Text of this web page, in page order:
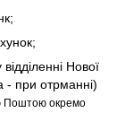
Нової
- при отрманні)
Поштою окремо